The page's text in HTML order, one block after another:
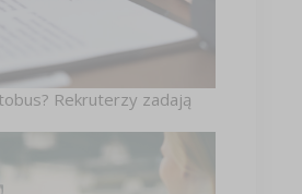
Rekruterzy zadają